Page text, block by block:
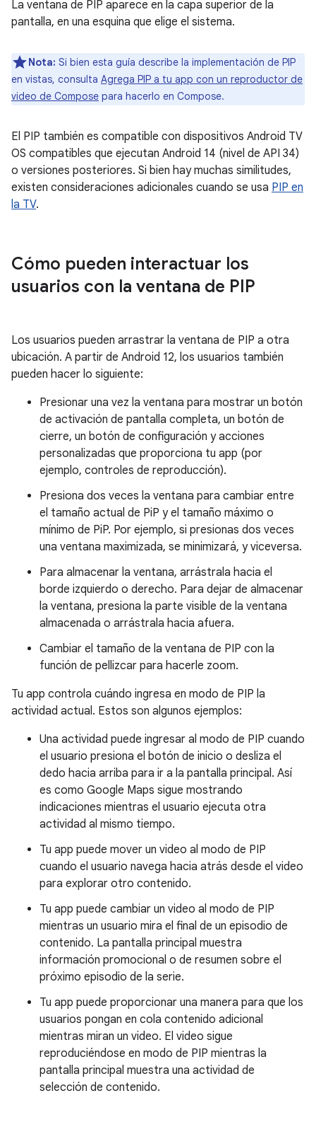
La ventana de PIP aparece en la capa superior de la
pantalla, en una esquina que elige el sistema.
Nota: Si bien esta guía describe la implementación de PIP
en vistas, consulta Agrega PIP a tu app con un reproductor de
video de Compose para hacerlo en Compose.
El PIP también es compatible con dispositivos Android TV
OS compatibles que ejecutan Android 14 (nivel de API 34)
o versiones posteriores. Si bien hay muchas similitudes,
existen consideraciones adicionales cuando se usa PIP en
la TV.
Cómo pueden interactuar los
usuarios con la ventana de PIP
Los usuarios pueden arrastrar la ventana de PIP a otra
ubicación. A partir de Android 12, los usuarios también
pueden hacer lo siguiente:
Presionar una vez la ventana para mostrar un botón
de activación de pantalla completa, un botón de
cierre, un botón de configuración y acciones
personalizadas que proporciona tu app (por
ejemplo, controles de reproducción).
Presiona dos veces la ventana para cambiar entre
el tamaño actual de PiP y el tamaño máximo o
mínimo de PiP. Por ejemplo, si presionas dos veces
una ventana maximizada, se minimizará, y viceversa.
Para almacenar la ventana, arrástrala hacia el
borde izquierdo o derecho. Para dejar de almacenar
la ventana, presiona la parte visible de la ventana
almacenada o arrástrala hacia afuera.
Cambiar el tamaño de la ventana de PIP con la
función de pellizcar para hacerle zoom.
Tu app controla cuándo ingresa en modo de PIP la
actividad actual. Estos son algunos ejemplos:
Una actividad puede ingresar al modo de PIP cuando
el usuario presiona el botón de inicio o desliza el
dedo hacia arriba para ir a la pantalla principal. Así
es como Google Maps sigue mostrando
indicaciones mientras el usuario ejecuta otra
actividad al mismo tiempo.
Tu app puede mover un video al modo de PIP
cuando el usuario navega hacia atrás desde el video
para explorar otro contenido.
Tu app puede cambiar un video al modo de PIP
mientras un usuario mira el final de un episodio de
contenido. La pantalla principal muestra
información promocional o de resumen sobre el
próximo episodio de la serie.
Tu app puede proporcionar una manera para que los
usuarios pongan en cola contenido adicional
mientras miran un video. El video sigue
reproduciéndose en modo de PIP mientras la
pantalla principal muestra una actividad de
selección de contenido.